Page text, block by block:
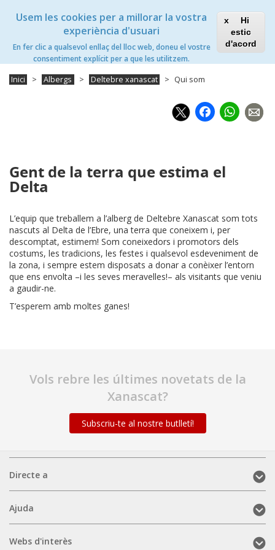
Usem les cookies per a millorar la vostra
experiència d'usuari
En fer clic a qualsevol enllaç del lloc web, doneu el vostre
consentiment explícit per a que les utilitzem.
Hi
estic
d'acord
Toggle
Xanascat
Toggle
navigation
Deltebre Xanascat
Inici Albergs Deltebre xanascat Qui som
Gent de la terra que estima el
Delta
L’equip que treballem a l’alberg de Deltebre Xanascat som tots
nascuts al Delta de l’Ebre, una terra que coneixem i, per
descomptat, estimem! Som coneixedors i promotors dels
costums, les tradicions, les festes i qualsevol esdeveniment de
la zona, i sempre estem disposats a donar a conèixer l’entorn
que ens envolta –i les seves meravelles!– als visitants que veniu
a gaudir-ne.
T’esperem amb moltes ganes!
Vols rebre les últimes novetats de la
Xanascat?
Subscriu-te al nostre butlletí!
Directe
a
Directe a
Ajuda
(mobile)
Ajuda
Webs
Webs d'interès